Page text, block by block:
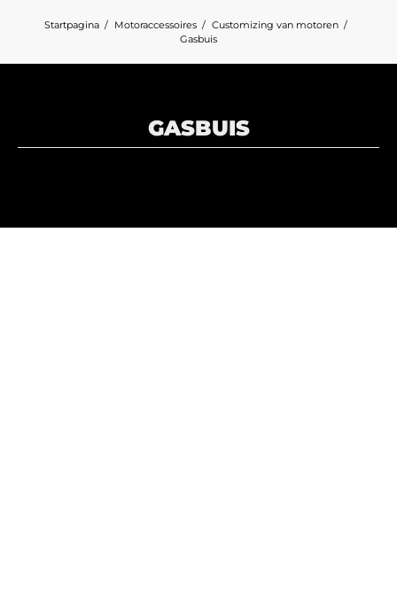
Startpagina Motoraccessoires
Customizing van motoren
Gasbuis
GASBUIS